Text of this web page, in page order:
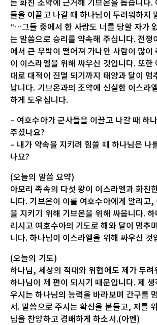
들을 이끌고 나갈 때 하나님이 두려워하지
“…그들 중에서 한 사람도 너를 당할 자가
는 말씀으로 승리를 약속해 주십니다. 전쟁
에서 큰 우박이 떨어져 가나안 사람이 많이
이 이스라엘을 위해 싸우신 것입니다. 또한
대로 대적이 진멸 되기까지 태양과 달이 멈
납니다. 기브온과의 조약에 신실한 이스라
하게 도우십니다.
– 여호수아가 군사들을 이끌고 나갈 때 하
주셨나요?
– 내가 약속을 지키려 힘쓸 때 하나님은 나
나요?
(오늘의 말씀 요약)
아모리 족속의 다섯 왕이 이스라엘과 화친
니다. 기브온이 이를 여호수아에게 알리고,
을 지키기 위해 기브온을 위해 싸웁니다.
리시고 여호수아의 기도로 해와 달이 멈추
니다. 하나님이 이스라엘을 위해 싸우신 것
(오늘의 기도)
하나님, 세상의 적대와 위협에도 제가 두려
하나님이 제 편이 되시기 때문입니다. 제
우시는 하나님의 능력을 바라보며 간구를
서. 말씀으로 주시는 확신을 붙들고, 저를
님을 찬양하고 경배하게 하소서.(아멘)